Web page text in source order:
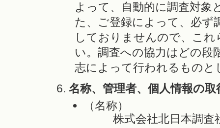
よって、自動的に調査対
た、ご登録によって、必ず
しておりませんので、こ
い。調査への協力はどの段
志によって行われるものと
名称、管理者、個人情報の
（名称）
株式会社北日本調査